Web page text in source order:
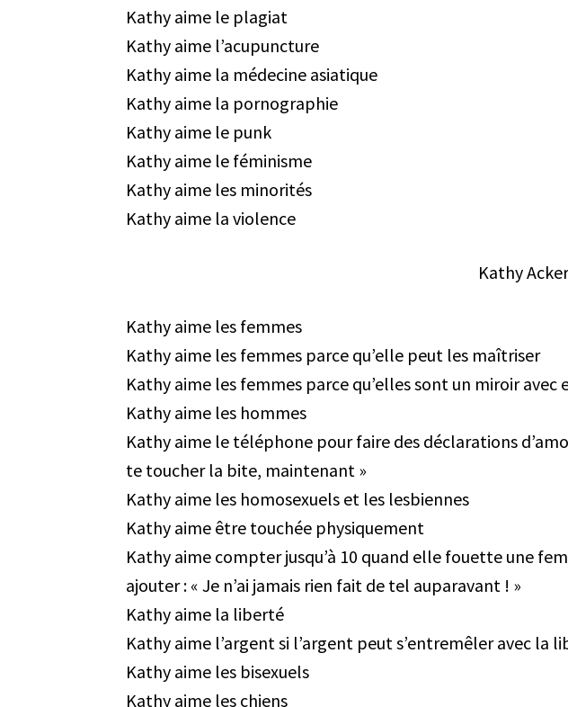
Kathy aime le plagiat
Kathy aime l’acupuncture
Kathy aime la médecine asiatique
Kathy aime la pornographie
Kathy aime le punk
Kathy aime le féminisme
Kathy aime les minorités
Kathy aime la violence
Kathy
Kathy aime les femmes
Kathy aime les femmes parce qu’elle peut les maîtriser
Kathy aime les femmes parce qu’elles sont un miroir avec
Kathy aime les hommes
Kathy aime le téléphone pour faire des déclarations
te toucher la bite, maintenant »
Kathy aime les homosexuels et les lesbiennes
Kathy aime être touchée physiquement
Kathy aime compter jusqu’à 10 quand elle fouette une
ajouter : « Je n’ai jamais rien fait de tel auparavant ! »
Kathy aime la liberté
Kathy aime l’argent si l’argent peut s’entremêler avec la
Kathy aime les bisexuels
Kathy aime les chiens